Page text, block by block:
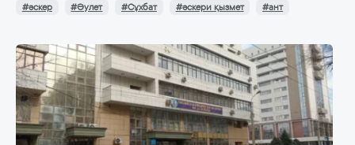
#әскер #Әулет #Сұхбат #әскери қызмет #ант